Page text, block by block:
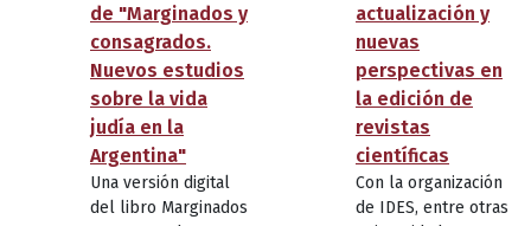
de "Marginados y
consagrados.
Nuevos estudios
sobre la vida
judía en la
Argentina"
Una versión digital
del libro Marginados
actualización y
nuevas
perspectivas en
la edición de
revistas
científicas
Con la organización
de IDES, entre otras